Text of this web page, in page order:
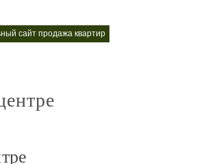
сайт продажа квартир